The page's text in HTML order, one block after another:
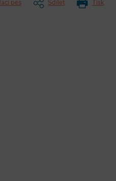
Tisk
pes Sdílet